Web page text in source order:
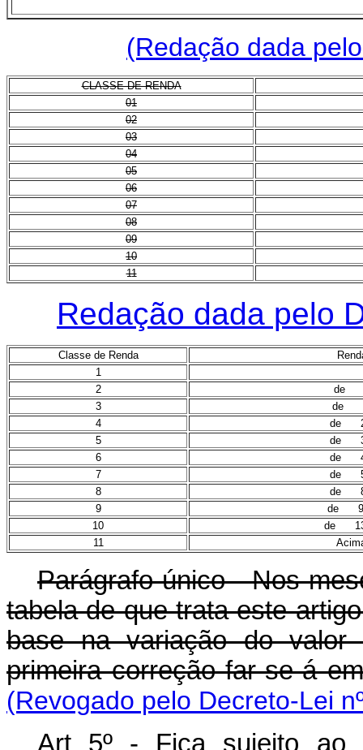
(Redação dada
CLASSE DE RENDA
01
02
03
04
05
06
07
08
09
10
11
Redação dada pelo
Classe de Renda
1
2
de
3
de
4
de
5
de
6
de
7
de
8
de
9
de
10
de
11
Parágrafo único - Nos
tabela de que trata este
base na variação do
primeira correção far-se-á
(Revogado pelo Decreto-Lei
Art 5º - Fica sujeito ao